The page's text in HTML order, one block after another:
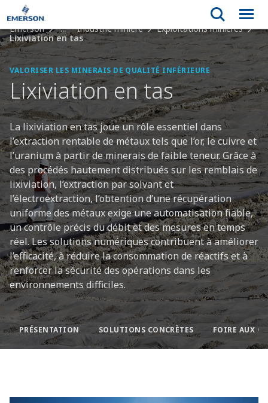
Emerson ... Industrie minière
Exploitations minières
Lixiviation en tas
VALORISER LES MINERAIS DE QUALITÉ INFÉRIEURE
Lixiviation en tas
La lixiviation en tas joue un rôle essentiel dans
l’extraction rentable de métaux tels que l’or, le cuivre et
l’uranium à partir de minerais de faible teneur. Grâce à
des procédés hautement distribués sur les remblais de
lixiviation, l’extraction par solvant et
l’électroextraction, l’obtention d’une récupération
uniforme des métaux exige une automatisation fiable,
un contrôle précis du débit et des mesures en temps
réel. Les solutions numériques contribuent à améliorer
l’efficacité, à réduire la consommation de réactifs et à
renforcer la sécurité des opérations dans les
environnements difficiles.
PRÉSENTATION SOLUTIONS CONCRÈTES FOIRE AUX